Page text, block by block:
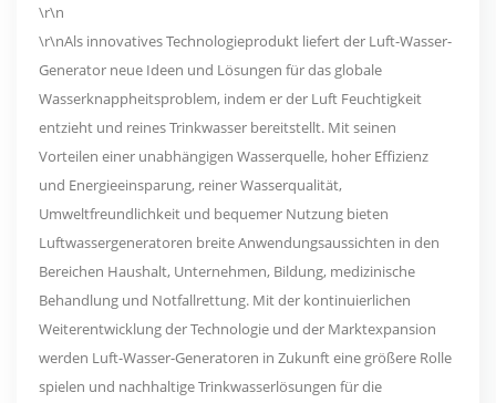
\r\n
\r\nAls innovatives Technologieprodukt liefert der Luft-Wasser-
Generator neue Ideen und Lösungen für das globale
Wasserknappheitsproblem, indem er der Luft Feuchtigkeit
entzieht und reines Trinkwasser bereitstellt. Mit seinen
Vorteilen einer unabhängigen Wasserquelle, hoher Effizienz
und Energieeinsparung, reiner Wasserqualität,
Umweltfreundlichkeit und bequemer Nutzung bieten
Luftwassergeneratoren breite Anwendungsaussichten in den
Bereichen Haushalt, Unternehmen, Bildung, medizinische
Behandlung und Notfallrettung. Mit der kontinuierlichen
Weiterentwicklung der Technologie und der Marktexpansion
werden Luft-Wasser-Generatoren in Zukunft eine größere Rolle
spielen und nachhaltige Trinkwasserlösungen für die